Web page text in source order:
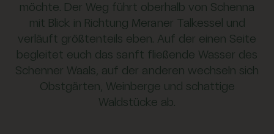
möchte. Der Weg führt oberhalb von Schenna
mit Blick in Richtung Meraner Talkessel und
verläuft größtenteils eben. Auf der einen Seite
begleitet euch das sanft fließende Wasser des
Schenner Waals, auf der anderen wechseln sich
Obstgärten, Weinberge und schattige
Waldstücke ab.